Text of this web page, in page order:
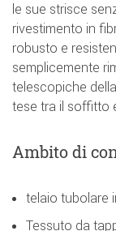
le sue strisce
rivestimento in
robusto e
semplicemente
telescopiche
tese tra il soffitto
Ambito di
telaio tubolare
Tessuto da